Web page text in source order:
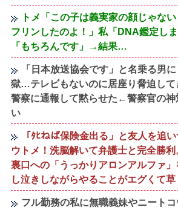
トメ「この子は義実家の顔じゃな
フリンしたのよ！」私「DNA鑑定し
「もちろんです」→結果…
「日本放送協会です」と名乗る男
獄…テレビもないのに居座り脅迫し
警察に通報して黙らせた←警察官の神
い
「ﾀﾋねば保険金出る」と友人を追
ウトメ！洗脳解いて弁護士と完全勝
裏口への「うっかりアロンアルファ
し泣きしながらやることがエグくて草
フル勤務の私に無職義妹やニート